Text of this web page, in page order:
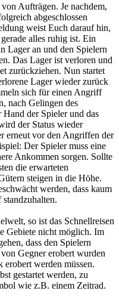
Aufträgen. Je nachdem,
abgeschlossen
weist Euch darauf hin,
alles ruhig ist. Ein
Lager an und den Spielern
Das Lager ist verloren und
zurückziehen. Nun startet
Lager wieder zurück
sich für einen Angriff
nach Gelingen des
der Spieler und das
der Status wieder
erneut vor den Angriffen der
Der Spieler muss eine
Ankommen sorgen. Sollte
die erwarteten
steigen in die Höhe.
werden, dass kaum
so ist das Schnellreisen
Gebiete nicht möglich. Im
dass den Spielern
Gegner erobert wurden
werden müssen.
gestartet werden, zu
wie z.B. einem Zeitrad.